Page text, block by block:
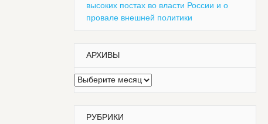
высоких постах во власти России и о
провале внешней политики
АРХИВЫ
Архивы
РУБРИКИ